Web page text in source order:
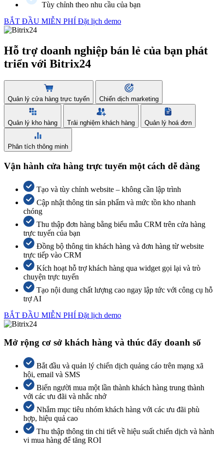
Tùy chỉnh theo nhu cầu của bạn
BẮT ĐẦU MIỄN PHÍ Đặt lịch demo
Hỗ trợ doanh nghiệp bán lẻ của bạn phát
triển với Bitrix24
Quản lý cửa hàng trực tuyến Chiến dịch marketing
Quản lý kho hàng Trải nghiệm khách hàng Quản lý hoá đơn
Phân tích thông minh
Vận hành cửa hàng trực tuyến một cách dễ dàng
Tạo và tùy chỉnh website – không cần lập trình
Cập nhật thông tin sản phẩm và mức tồn kho nhanh
chóng
Thu thập đơn hàng bằng biểu mẫu CRM trên cửa hàng
trực tuyến của bạn
Đồng bộ thông tin khách hàng và đơn hàng từ website
trực tiếp vào CRM
Kích hoạt hỗ trợ khách hàng qua widget gọi lại và trò
chuyện trực tuyến
Tạo nội dung chất lượng cao ngay lập tức với công cụ hỗ
trợ AI
BẮT ĐẦU MIỄN PHÍ Đặt lịch demo
Mở rộng cơ sở khách hàng và thúc đẩy doanh số
Bắt đầu và quản lý chiến dịch quảng cáo trên mạng xã
hội, email và SMS
Biến người mua một lần thành khách hàng trung thành
với các ưu đãi và nhắc nhở
Nhắm mục tiêu nhóm khách hàng với các ưu đãi phù
hợp, hiệu quả cao
Thu thập thông tin chi tiết về hiệu suất chiến dịch và hành
vi mua hàng để tăng ROI